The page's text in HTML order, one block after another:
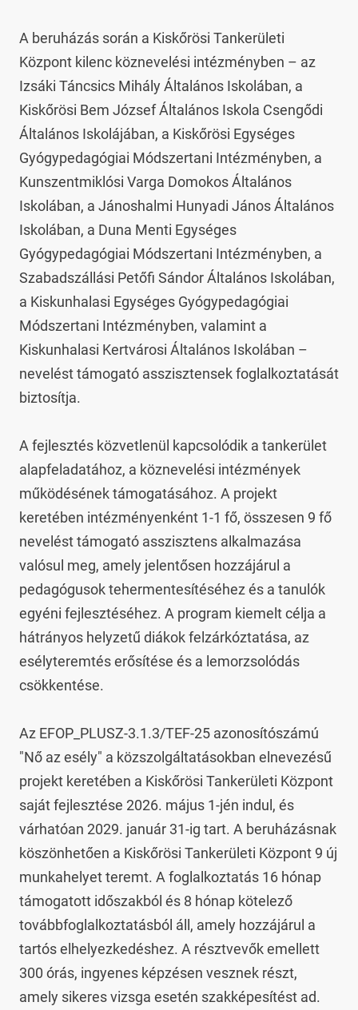
A beruházás során a Kiskőrösi Tankerületi
Központ kilenc köznevelési intézményben – az
Izsáki Táncsics Mihály Általános Iskolában, a
Kiskőrösi Bem József Általános Iskola Csengődi
Általános Iskolájában, a Kiskőrösi Egységes
Gyógypedagógiai Módszertani Intézményben, a
Kunszentmiklósi Varga Domokos Általános
Iskolában, a Jánoshalmi Hunyadi János Általános
Iskolában, a Duna Menti Egységes
Gyógypedagógiai Módszertani Intézményben, a
Szabadszállási Petőfi Sándor Általános Iskolában,
a Kiskunhalasi Egységes Gyógypedagógiai
Módszertani Intézményben, valamint a
Kiskunhalasi Kertvárosi Általános Iskolában –
nevelést támogató asszisztensek foglalkoztatását
biztosítja.
A fejlesztés közvetlenül kapcsolódik a tankerület
alapfeladatához, a köznevelési intézmények
működésének támogatásához. A projekt
keretében intézményenként 1-1 fő, összesen 9 fő
nevelést támogató asszisztens alkalmazása
valósul meg, amely jelentősen hozzájárul a
pedagógusok tehermentesítéséhez és a tanulók
egyéni fejlesztéséhez. A program kiemelt célja a
hátrányos helyzetű diákok felzárkóztatása, az
esélyteremtés erősítése és a lemorzsolódás
csökkentése.
Az EFOP_PLUSZ-3.1.3/TEF-25 azonosítószámú
"Nő az esély" a közszolgáltatásokban elnevezésű
projekt keretében a Kiskőrösi Tankerületi Központ
saját fejlesztése 2026. május 1-jén indul, és
várhatóan 2029. január 31-ig tart. A beruházásnak
köszönhetően a Kiskőrösi Tankerületi Központ 9 új
munkahelyet teremt. A foglalkoztatás 16 hónap
támogatott időszakból és 8 hónap kötelező
továbbfoglalkoztatásból áll, amely hozzájárul a
tartós elhelyezkedéshez. A résztvevők emellett
300 órás, ingyenes képzésen vesznek részt,
amely sikeres vizsga esetén szakképesítést ad.